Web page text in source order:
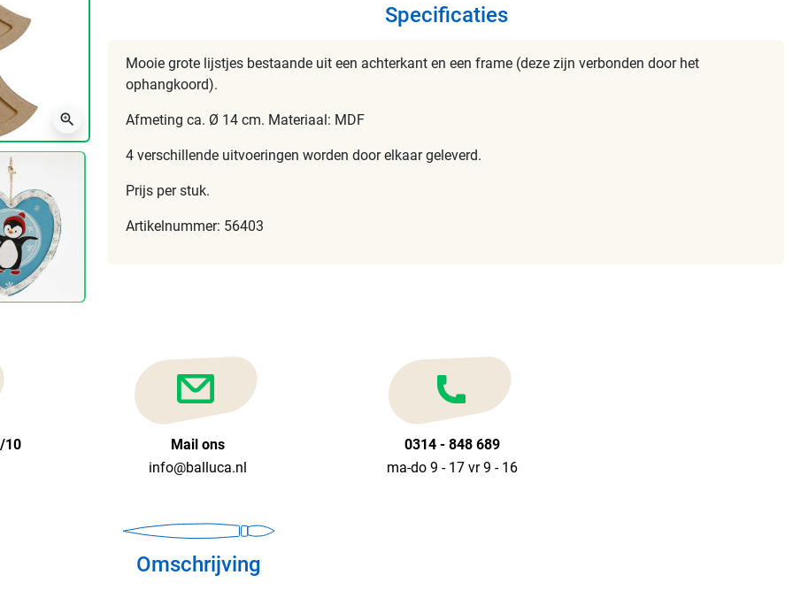
zoom_in
Specificaties
Mooie grote lijstjes bestaande uit een achterkant en een frame (deze zijn verbonden door het
ophangkoord).
Afmeting ca. Ø 14 cm. Materiaal: MDF
4 verschillende uitvoeringen worden door elkaar geleverd.
Prijs per stuk.
Artikelnummer: 56403
10
Mail ons
info@balluca.nl
0314 - 848 689
ma-do 9 - 17 vr 9 - 16
Omschrijving